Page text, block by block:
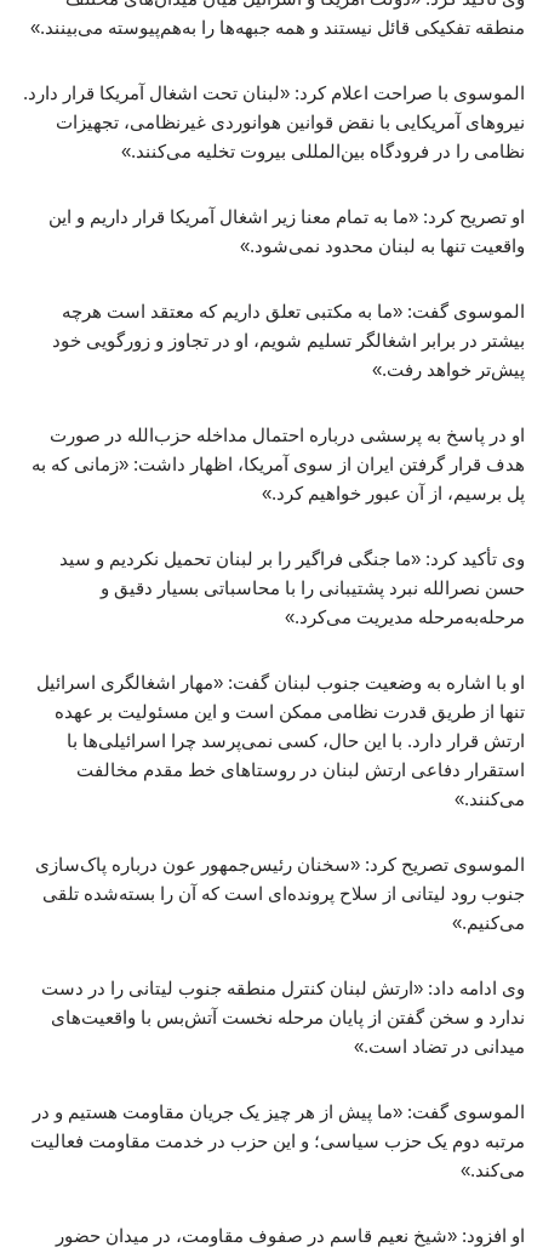
منطقه تفکیکی قائل نیستند و همه جبهه‌ها را به‌هم‌پیوسته می‌بینند.»
الموسوی با صراحت اعلام کرد: «لبنان تحت اشغال آمریکا قرار دارد.
نیروهای آمریکایی با نقض قوانین هوانوردی غیرنظامی، تجهیزات
نظامی را در فرودگاه بین‌المللی بیروت تخلیه می‌کنند.»
او تصریح کرد: «ما به تمام معنا زیر اشغال آمریکا قرار داریم و این
واقعیت تنها به لبنان محدود نمی‌شود.»
الموسوی گفت: «ما به مکتبی تعلق داریم که معتقد است هرچه
بیشتر در برابر اشغالگر تسلیم شویم، او در تجاوز و زورگویی خود
پیش‌تر خواهد رفت.»
او در پاسخ به پرسشی درباره احتمال مداخله حزب‌الله در صورت
هدف قرار گرفتن ایران از سوی آمریکا، اظهار داشت: «زمانی که به
پل برسیم، از آن عبور خواهیم کرد.»
وی تأکید کرد: «ما جنگی فراگیر را بر لبنان تحمیل نکردیم و سید
حسن نصرالله نبرد پشتیبانی را با محاسباتی بسیار دقیق و
مرحله‌به‌مرحله مدیریت می‌کرد.»
او با اشاره به وضعیت جنوب لبنان گفت: «مهار اشغالگری اسرائیل
تنها از طریق قدرت نظامی ممکن است و این مسئولیت بر عهده
ارتش قرار دارد. با این حال، کسی نمی‌پرسد چرا اسرائیلی‌ها با
استقرار دفاعی ارتش لبنان در روستاهای خط مقدم مخالفت
می‌کنند.»
الموسوی تصریح کرد: «سخنان رئیس‌جمهور عون درباره پاک‌سازی
جنوب رود لیتانی از سلاح پرونده‌ای است که آن را بسته‌شده تلقی
می‌کنیم.»
وی ادامه داد: «ارتش لبنان کنترل منطقه جنوب لیتانی را در دست
ندارد و سخن گفتن از پایان مرحله نخست آتش‌بس با واقعیت‌های
میدانی در تضاد است.»
الموسوی گفت: «ما پیش از هر چیز یک جریان مقاومت هستیم و در
مرتبه دوم یک حزب سیاسی؛ و این حزب در خدمت مقاومت فعالیت
می‌کند.»
او افزود: «شیخ نعیم قاسم در صفوف مقاومت، در میدان حضور